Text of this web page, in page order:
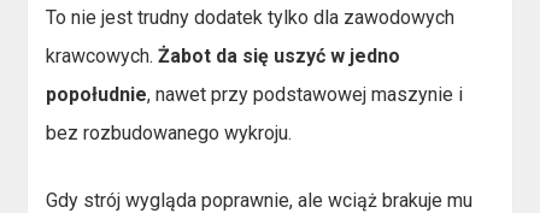
To nie jest trudny dodatek tylko dla zawodowych
krawcowych.Żabot da się uszyć w jedno
popołudnie, nawet przy podstawowej maszynie i
bez rozbudowanego wykroju.
Gdy strój wygląda poprawnie, ale wciąż brakuje mu